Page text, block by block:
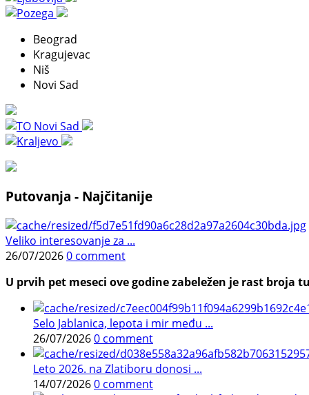
Beograd
Kragujevac
Niš
Novi Sad
Putovanja - Najčitanije
Veliko interesovanje za ...
26/07/20260 comment
U prvih pet meseci ove godine zabeležen je rast
Selo Jablanica, lepota i mir među ...
26/07/20260 comment
Leto 2026. na Zlatiboru donosi ...
14/07/20260 comment